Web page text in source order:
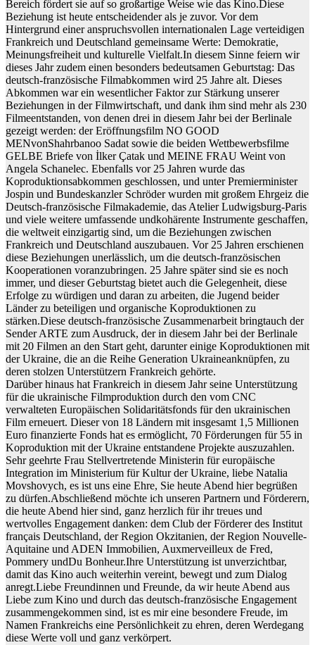
Bereich fördert sie auf so großartige Weise wie das Kino.Diese
Beziehung ist heute entscheidender als je zuvor. Vor dem
Hintergrund einer anspruchsvollen internationalen Lage verteidigen
Frankreich und Deutschland gemeinsame Werte: Demokratie,
Meinungsfreiheit und kulturelle Vielfalt.In diesem Sinne feiern wir
dieses Jahr zudem einen besonders bedeutsamen Geburtstag: Das
deutsch-französische Filmabkommen wird 25 Jahre alt. Dieses
Abkommen war ein wesentlicher Faktor zur Stärkung unserer
Beziehungen in der Filmwirtschaft, und dank ihm sind mehr als 230
Filmeentstanden, von denen drei in diesem Jahr bei der Berlinale
gezeigt werden: der Eröffnungsfilm NO GOOD
MENvonShahrbanoo Sadat sowie die beiden Wettbewerbsfilme
GELBE Briefe von İlker Çatak und MEINE FRAU Weint von
Angela Schanelec. Ebenfalls vor 25 Jahren wurde das
Koproduktionsabkommen geschlossen, und unter Premierminister
Jospin und Bundeskanzler Schröder wurden mit großem Ehrgeiz die
Deutsch-französische Filmakademie, das Atelier Ludwigsburg-Paris
und viele weitere umfassende undkohärente Instrumente geschaffen,
die weltweit einzigartig sind, um die Beziehungen zwischen
Frankreich und Deutschland auszubauen. Vor 25 Jahren erschienen
diese Beziehungen unerlässlich, um die deutsch-französischen
Kooperationen voranzubringen. 25 Jahre später sind sie es noch
immer, und dieser Geburtstag bietet auch die Gelegenheit, diese
Erfolge zu würdigen und daran zu arbeiten, die Jugend beider
Länder zu beteiligen und organische Koproduktionen zu
stärken.Diese deutsch-französische Zusammenarbeit bringtauch der
Sender ARTE zum Ausdruck, der in diesem Jahr bei der Berlinale
mit 20 Filmen an den Start geht, darunter einige Koproduktionen mit
der Ukraine, die an die Reihe Generation Ukraineanknüpfen, zu
deren stolzen Unterstützern Frankreich gehörte.
Darüber hinaus hat Frankreich in diesem Jahr seine Unterstützung
für die ukrainische Filmproduktion durch den vom CNC
verwalteten Europäischen Solidaritätsfonds für den ukrainischen
Film erneuert. Dieser von 18 Ländern mit insgesamt 1,5 Millionen
Euro finanzierte Fonds hat es ermöglicht, 70 Förderungen für 55 in
Koproduktion mit der Ukraine entstandene Projekte auszuzahlen.
Sehr geehrte Frau Stellvertretende Ministerin für europäische
Integration im Ministerium für Kultur der Ukraine, liebe Natalia
Movshovych, es ist uns eine Ehre, Sie heute Abend hier begrüßen
zu dürfen.Abschließend möchte ich unseren Partnern und Förderern,
die heute Abend hier sind, ganz herzlich für ihr treues und
wertvolles Engagement danken: dem Club der Förderer des Institut
français Deutschland, der Region Okzitanien, der Region Nouvelle-
Aquitaine und ADEN Immobilien, Auxmerveilleux de Fred,
Pommery undDu Bonheur.Ihre Unterstützung ist unverzichtbar,
damit das Kino auch weiterhin vereint, bewegt und zum Dialog
anregt.Liebe Freundinnen und Freunde, da wir heute Abend aus
Liebe zum Kino und durch das deutsch-französische Engagement
zusammengekommen sind, ist es mir eine besondere Freude, im
Namen Frankreichs eine Persönlichkeit zu ehren, deren Werdegang
diese Werte voll und ganz verkörpert.